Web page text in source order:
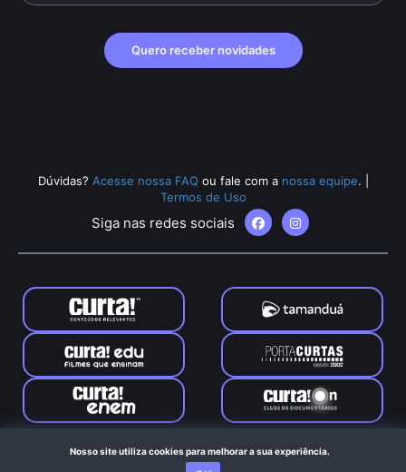
Quero receber novidades
Dúvidas? Acesse nossa FAQ ou fale com a nossa equipe.
Termos de Uso
Siga nas redes sociais
Tamanduá © 2024. Todos os direitos reservados. Feito com
no Rio de Janeiro
Nosso site utiliza cookies para melhorar a sua experiência.